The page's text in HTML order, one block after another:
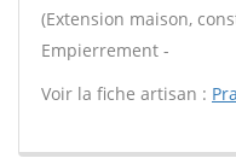
(Extension maison,
Empierrement -
Voir la fiche artisan :